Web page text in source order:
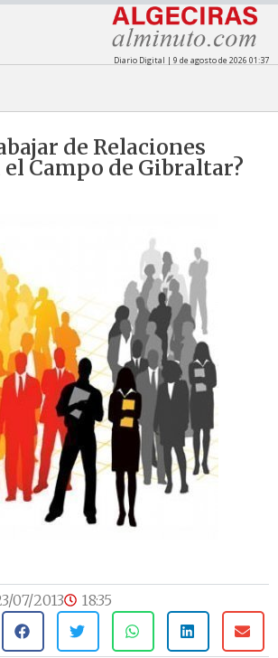
Diario Digital | 9 de agosto de 2026 01:37
de Relaciones
el Campo de Gibraltar?
07/2013 18:35